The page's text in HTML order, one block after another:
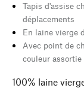
Tapis d'assise
déplacements
En laine vierge
Avec point de
couleur assortie
100% laine